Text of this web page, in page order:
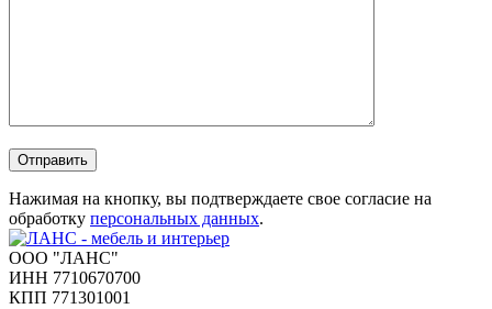
Отправить
Нажимая на кнопку, вы подтверждаете свое согласие на
обработку персональных данных.
ООО "ЛАНС"
ИНН 7710670700
КПП 771301001